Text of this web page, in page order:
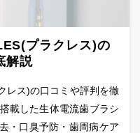
プラクレス)の
解説
レス)の口コミや評判を徹
載した生体電流歯ブラシ
・口臭予防・歯周病ケア